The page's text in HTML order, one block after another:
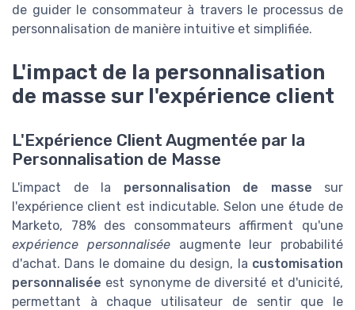
de guider le consommateur à travers le processus de
personnalisation de manière intuitive et simplifiée.
L'impact de la personnalisation
de masse sur l'expérience client
L'Expérience Client Augmentée par la
Personnalisation de Masse
L'impact de la personnalisation de masse sur
l'expérience client est indicutable. Selon une étude de
Marketo, 78% des consommateurs affirment qu'une
expérience personnaliséeaugmente leur probabilité
d'achat. Dans le domaine du design, la customisation
personnalisée est synonyme de diversité et d'unicité,
permettant à chaque utilisateur de sentir que le